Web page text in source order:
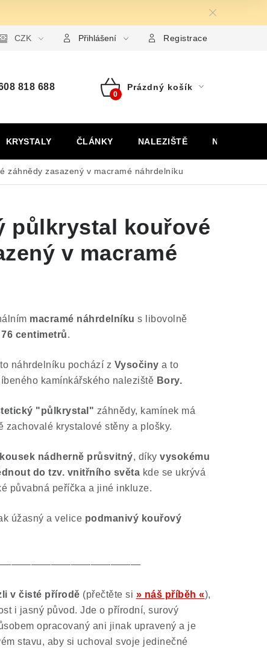
pro uplatnění reklamace Formulář pro odstoupení
CZK Přihlášení Registrace
818 688
Nákupní
Prázdný košík
KRYSTALY ČLÁNKY NALEZIŠTĚ NÁŠ PŘÍBĚH
záhnědy zasazený v macramé náhrdelníku
půlkrystal kouřové
v macramé
macramé náhrdelníku s libovolně
centimetrů.
náhrdelníku pochází z Vysočiny a to
kamínkářského naleziště Bory.
"půlkrystal" záhnědy, kamínek má
zachovalé krystalové stěny a plošky.
nádherně průsvitný, díky vysokému
do tzv. vnitřního světa kde se ukrývá
půvabná peříčka a jiné inkluze.
úžasný a velice podmanivý kouřový
v čisté přírodě (přečtěte si » náš příběh «),
i jasný původ. Jde o přírodní, surový
opracovaný ani jinak upravený a je
stavu, aby si uchoval svoje jedinečné